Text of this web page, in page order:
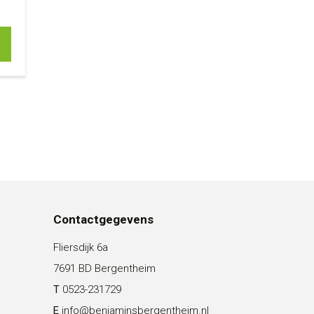
Contactgegevens
Fliersdijk 6a
7691 BD Bergentheim
T 0523-231729
E info@benjaminsbergentheim.nl